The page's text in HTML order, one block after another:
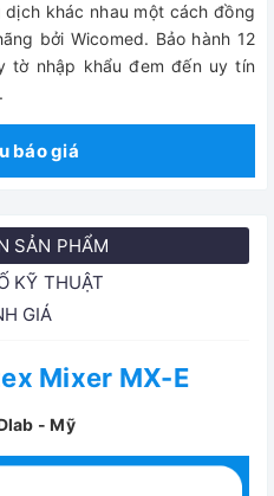
khác nhau một cách đồng
bởi Wicomed. Bảo hành 12
tờ nhập khẩu đem đến uy tín
báo giá
SẢN PHẨM
KỸ THUẬT
GIÁ
Mixer MX-E
- Mỹ